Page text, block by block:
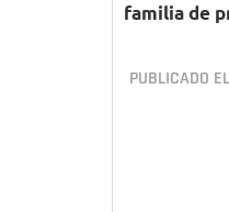
familia de
PUBLICADO EL